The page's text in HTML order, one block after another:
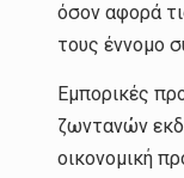
όσον αφορά
τους έννομο
Εμπορικές
ζωντανών
οικονομική